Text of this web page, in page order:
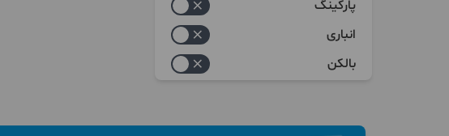
پارکینگ
انباری
بالکن